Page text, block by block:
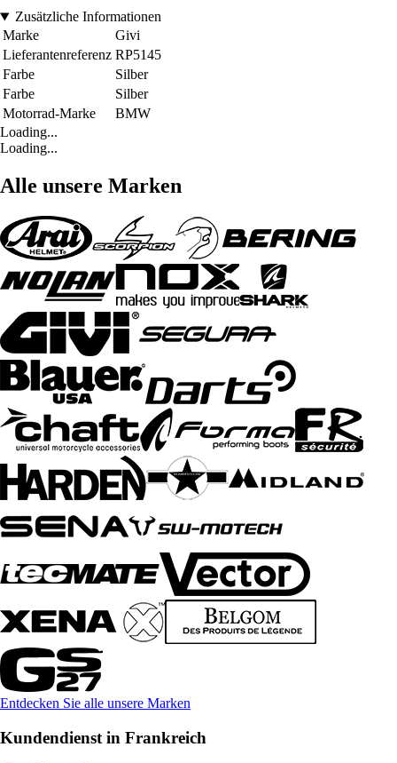
Zusätzliche Informationen
Marke
Givi
Lieferantenreferenz RP5145
Farbe
Silber
Farbe
Silber
Motorrad-Marke
BMW
Loading...
Loading...
Alle unsere Marken
Entdecken Sie alle unsere Marken
Kundendienst in Frankreich